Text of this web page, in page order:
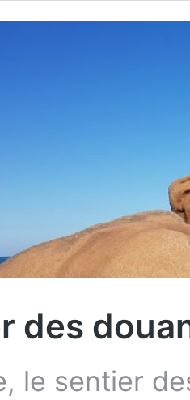
des
le sentier